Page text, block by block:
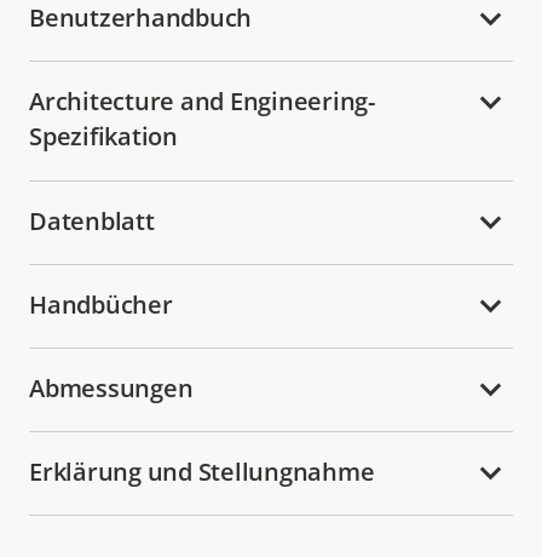
Benutzerhandbuch
Architecture and Engineering-
Spezifikation
Datenblatt
Handbücher
Abmessungen
Erklärung und Stellungnahme